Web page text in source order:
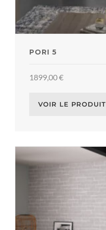
PORI 5
1899,00€
VOIR LE PRODUIT